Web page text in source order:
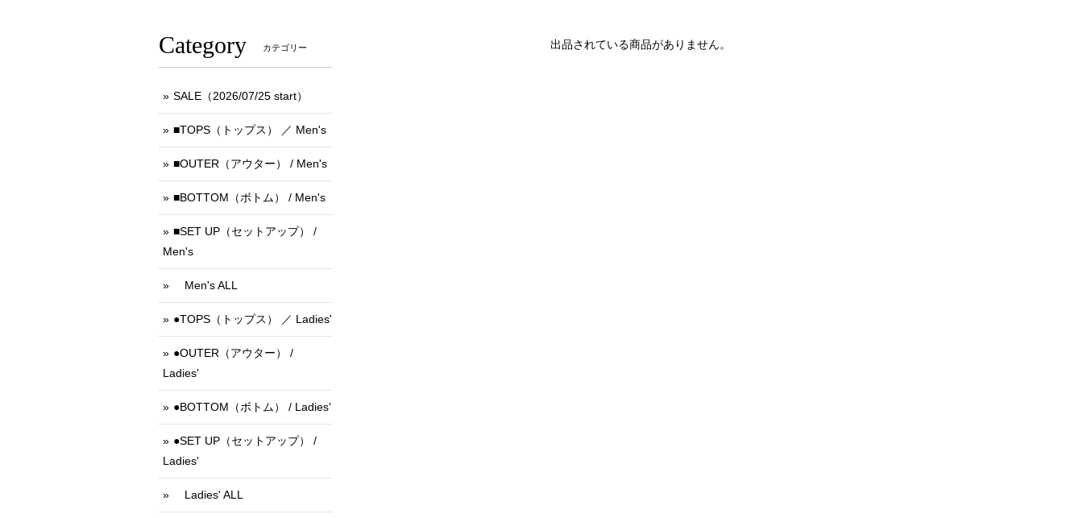
出品されている商品がありません。
Category カテゴリー
SALE（2026/07/25 start）
■TOPS（トップス） ／ Men's
■OUTER（アウター） / Men's
■BOTTOM（ボトム） / Men's
■SET UP（セットアップ） /
Men's
Men's ALL
●TOPS（トップス） ／ Ladies'
●OUTER（アウター） /
Ladies'
●BOTTOM（ボトム） / Ladies'
●SET UP（セットアップ） /
Ladies'
Ladies' ALL